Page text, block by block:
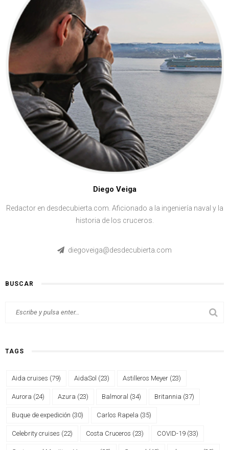
Diego Veiga
Redactor en desdecubierta.com. Aficionado a la ingeniería naval y la
historia de los cruceros.
diegoveiga@desdecubierta.com
BUSCAR
TAGS
Aida cruises (79) AidaSol (23) Astilleros Meyer (23)
Aurora (24) Azura (23) Balmoral (34) Britannia (37)
Buque de expedición (30) Carlos Rapela (35)
Celebrity cruises (22) Costa Cruceros (23) COVID-19 (33)